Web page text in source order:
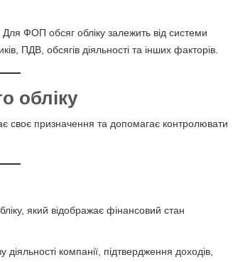
ФОП обсяг обліку залежить від системи
ПДВ, обсягів діяльності та інших факторів.
обліку
своє призначення та допомагає контролювати
який відображає фінансовий стан
компанії, підтвердження доходів,